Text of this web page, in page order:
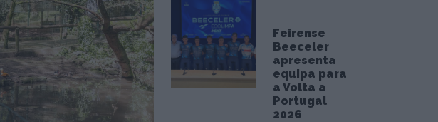
Feirense
Beeceler
apresenta
equipa para
a Volta a
Portugal
2026